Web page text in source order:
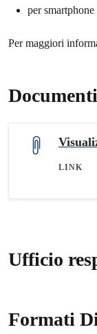
per
Per maggiori
Documenti
LINK
Ufficio
Formati